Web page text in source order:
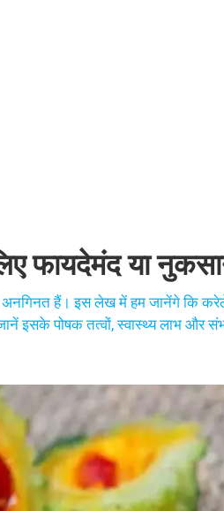
फायदेमंद या
अनगिनत हैं। इस लेख में हम जानेंगे कि
इसके पोषक तत्वों, स्वास्थ्य लाभ और